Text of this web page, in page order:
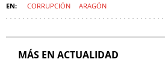
CORRUPCIÓN ARAGÓN
MÁS EN ACTUALIDAD